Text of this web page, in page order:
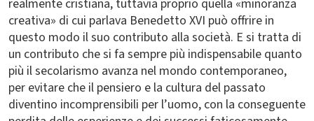
realmente cristiana, tuttavia proprio quella «minoranza
creativa» di cui parlava Benedetto XVI può offrire in
questo modo il suo contributo alla società. E si tratta di
un contributo che si fa sempre più indispensabile quanto
più il secolarismo avanza nel mondo contemporaneo,
per evitare che il pensiero e la cultura del passato
diventino incomprensibili per l’uomo, con la conseguente